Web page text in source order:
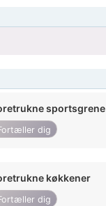
sportsgrene
dig
køkkener
dig